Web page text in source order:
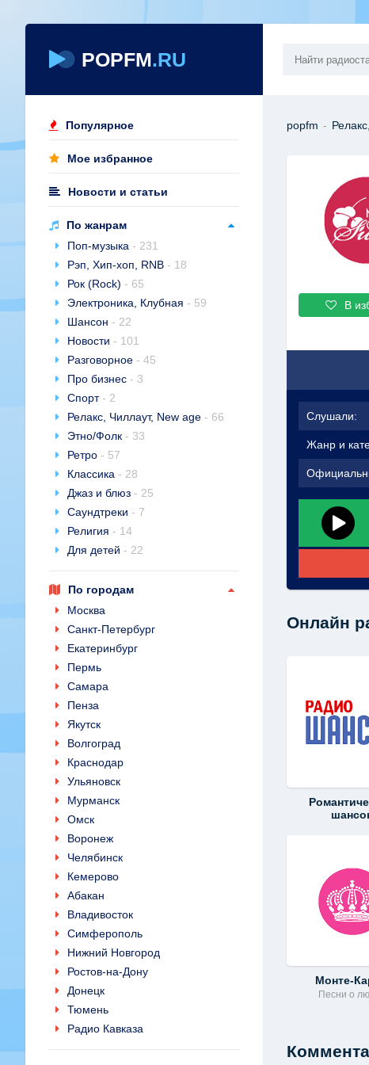
POPFM.RU
Популярное
Мое избранное
Новости и статьи
По жанрам
Поп-музыка - 231
Рэп, Хип-хоп, RNB - 18
Рок (Rock) - 65
Электроника, Клубная - 59
Шансон - 22
Новости - 101
Разговорное - 45
Про бизнес - 3
Спорт- 2
Релакс, Чиллаут, New age - 66
Этно/Фолк - 33
Ретро - 57
Классика - 28
Джаз и блюз - 25
Саундтреки - 7
Религия - 14
Для детей - 22
По городам
Москва
Санкт-Петербург
Екатеринбург
Пермь
Самара
Пенза
Якутск
Волгоград
Краснодар
Ульяновск
Мурманск
Омск
Воронеж
Челябинск
Кемерово
Абакан
Владивосток
Симферополь
Нижний Новгород
Ростов-на-Дону
Донецк
Тюмень
Радио Кавказа
popfm -
В
Слушали:
Жанр и
Онлайн
Монте-
Песни о